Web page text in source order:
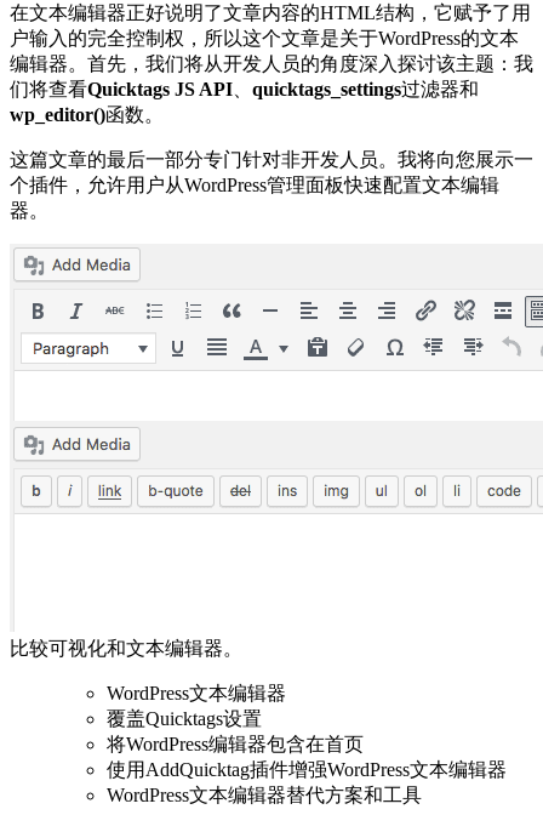
在文本编辑器正好说明了文章内容的HTML结构，它赋予了用
户输入的完全控制权，所以这个文章是关于WordPress的文本
编辑器。首先，我们将从开发人员的角度深入探讨该主题：我
们将查看Quicktags JS API quicktags_settings过滤器和
wp_editor()函数。
这篇文章的最后一部分专门针对非开发人员。我将向您展示一
个插件，允许用户从WordPress管理面板快速配置文本编辑
器。
比较可视化和文本编辑器。
WordPress文本编辑器
覆盖Quicktags设置
将WordPress编辑器包含在首页
使用AddQuicktag插件增强WordPress文本编辑器
WordPress文本编辑器替代方案和工具